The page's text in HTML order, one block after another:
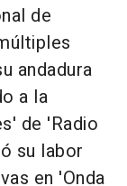
de
andadura
a la
de 'Radio
su labor
en 'Onda